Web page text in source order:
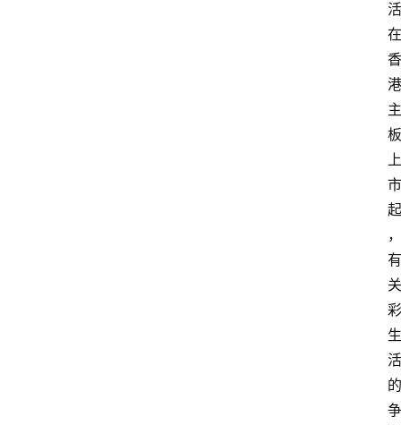
活
在
香
港
主
板
上
市
起
，
有
关
彩
生
活
的
争